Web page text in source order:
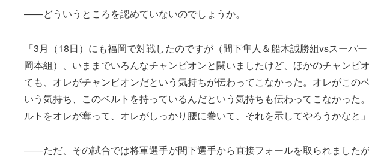
――どういうところを認めていないのでしょうか。
「3月（18日）にも福岡で対戦したのですが（間下隼人＆船木誠勝組vsスーパ
岡本組）、いままでいろんなチャンピオンと闘いましたけど、ほかのチャンピ
ても、オレがチャンピオンだという気持ちが伝わってこなかった。オレがこの
いう気持ち、このベルトを持っているんだという気持ちも伝わってこなかった
ルトをオレが奪って、オレがしっかり腰に巻いて、それを示してやろうかなと」
――ただ、その試合では将軍選手が間下選手から直接フォールを取られましたが